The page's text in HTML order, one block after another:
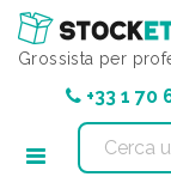
Grossista per
+33 1 70
Pannello di gestione